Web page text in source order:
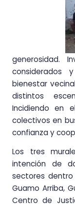
generosidad.
considerados
bienestar
distintos
Incidiendo en
colectivos en
confianza y
Los tres
intención de
sectores
Guamo Arriba,
Centro de